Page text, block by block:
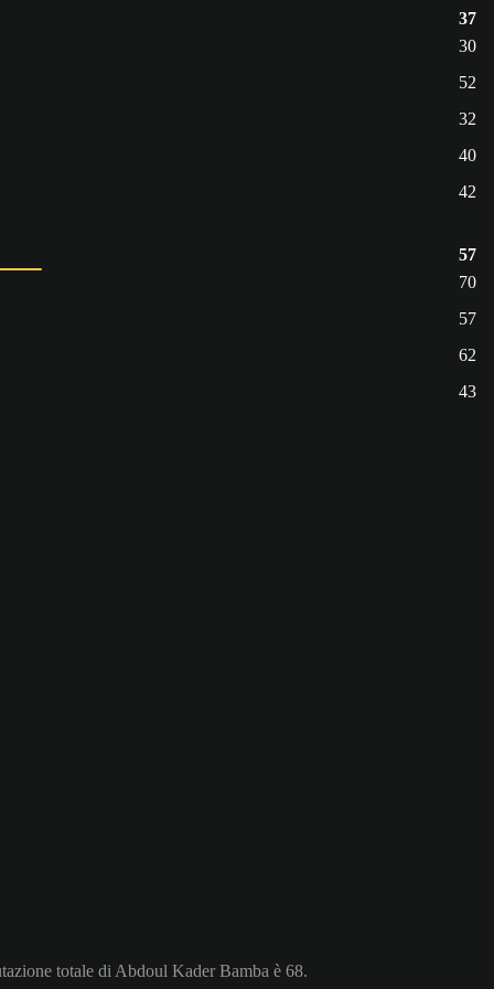
37
30
52
32
40
42
57
70
57
62
43
totale di Abdoul Kader Bamba è 68.